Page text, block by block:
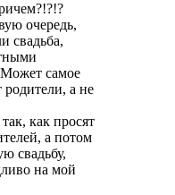
очередь,
свадьба,
Может самое
родители, а не
как просят
а потом
свадьбу,
на мой